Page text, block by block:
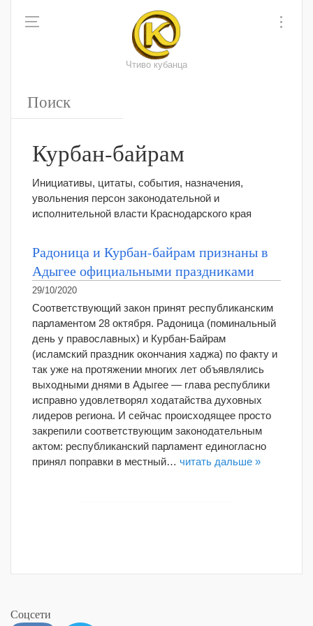
Чтиво кубанца
Курбан-байрам
Инициативы, цитаты, события, назначения,
увольнения персон законодательной и
исполнительной власти Краснодарского края
Радоница и Курбан-байрам признаны в
Адыгее официальными праздниками
29/10/2020
Соответствующий закон принят республиканским
парламентом 28 октября. Радоница (поминальный
день у православных) и Курбан-Байрам
(исламский праздник окончания хаджа) по факту и
так уже на протяжении многих лет объявлялись
выходными днями в Адыгее — глава республики
исправно удовлетворял ходатайства духовных
лидеров региона. И сейчас происходящее просто
закрепили соответствующим законодательным
актом: республиканский парламент единогласно
принял поправки в местный… читать дальше »
Соцсети